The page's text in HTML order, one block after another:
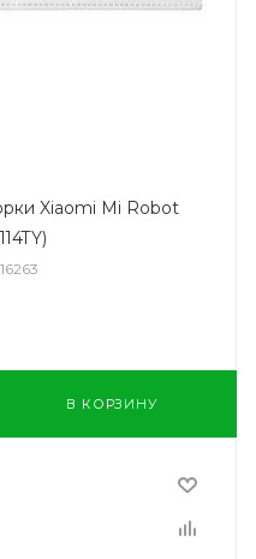
Xiaomi Mi Robot
В КОРЗИНУ